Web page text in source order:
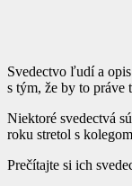
Svedectvo ľudí a
s tým, že by to práve
Niektoré svedectvá
roku stretol s
Prečítajte si ich